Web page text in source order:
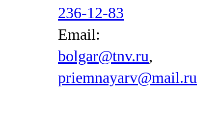
236-12-83
Email:
bolgar@tnv.ru,
priemnayarv@mail.ru